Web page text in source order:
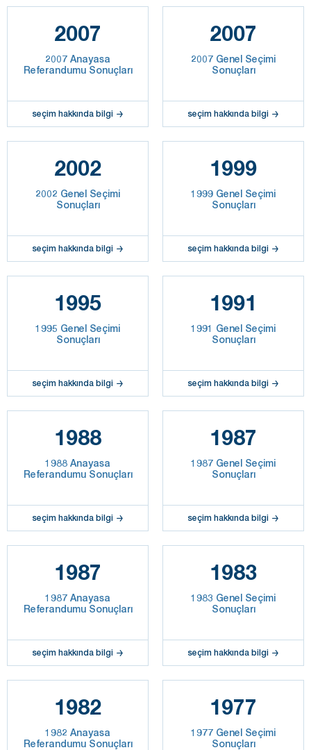
2007
2007 Anayasa
Referandumu Sonuçları
seçim hakkında bilgi
2007
2007 Genel Seçimi
Sonuçları
seçim hakkında bilgi
2002
2002 Genel Seçimi
Sonuçları
seçim hakkında bilgi
1999
1999 Genel Seçimi
Sonuçları
seçim hakkında bilgi
1995
1995 Genel Seçimi
Sonuçları
seçim hakkında bilgi
1991
1991 Genel Seçimi
Sonuçları
seçim hakkında bilgi
1988
1988 Anayasa
Referandumu Sonuçları
seçim hakkında bilgi
1987
1987 Genel Seçimi
Sonuçları
seçim hakkında bilgi
1987
1987 Anayasa
Referandumu Sonuçları
seçim hakkında bilgi
1983
1983 Genel Seçimi
Sonuçları
seçim hakkında bilgi
1982
1982 Anayasa
Referandumu Sonuçları
1977
1977 Genel Seçimi
Sonuçları